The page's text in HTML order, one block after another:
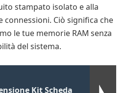
stampato isolato e alla
connessioni. Ciò significa che
le tue memorie RAM senza
del sistema.
Kit Scheda